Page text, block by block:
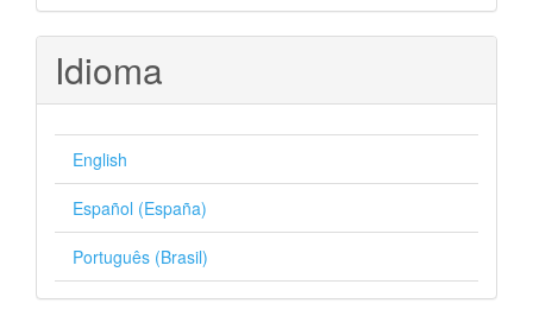
Idioma
English
Español (España)
Português (Brasil)